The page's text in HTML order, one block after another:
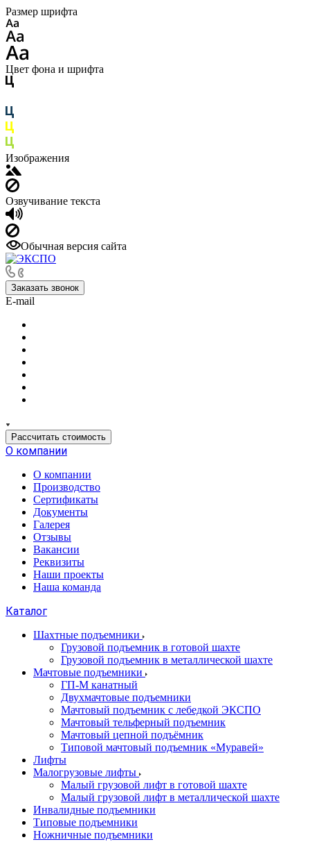
Размер шрифта
Цвет фона и шрифта
Изображения
Озвучивание текста
Обычная версия сайта
Заказать звонок
E-mail
Рассчитать стоимость
О компании
О компании
Производство
Сертификаты
Документы
Галерея
Отзывы
Вакансии
Реквизиты
Наши проекты
Наша команда
Каталог
Шахтные подъемники
Грузовой подъемник в готовой шахте
Грузовой подъемник в металлической шахте
Мачтовые подъемники
ГП-М канатный
Двухмачтовые подъемники
Мачтовый подъемник с лебедкой ЭКСПО
Мачтовый тельферный подъемник
Мачтовый цепной подъёмник
Типовой мачтовый подъемник «Муравей»
Лифты
Малогрузовые лифты
Малый грузовой лифт в готовой шахте
Малый грузовой лифт в металлической шахте
Инвалидные подъемники
Типовые подъемники
Ножничные подъемники